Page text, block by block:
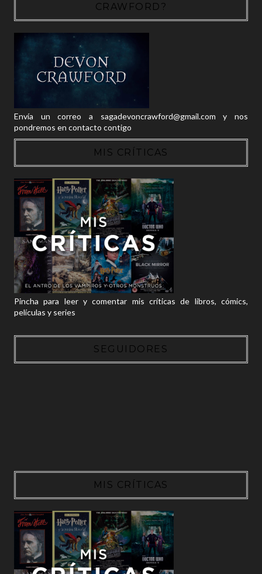
CRAWFORD?
Envía un correo a sagadevoncrawford@gmail.com y nos
pondremos en contacto contigo
MIS CRÍTICAS
Pincha para leer y comentar mis críticas de libros, cómics,
películas y series
SEGUIDORES
MIS CRÍTICAS